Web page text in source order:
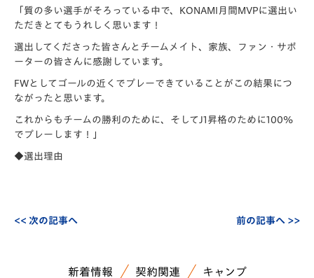
「質の多い選手がそろっている中で、
KONAMI月間MVPに選出い
ただきとてもうれしく思います！
選出してくださった皆さんとチームメイト、家族、ファン・ サポ
ーターの皆さんに感謝しています。
FWとしてゴールの近くでプレーできていることがこの結果につ
ながったと思います。
これからもチームの勝利のために、 そしてJ1昇格のために100%
でプレーします！」
◆選出理由
<< 次の記事へ 前の記事へ >>
新着情報 契約関連
キャンプ